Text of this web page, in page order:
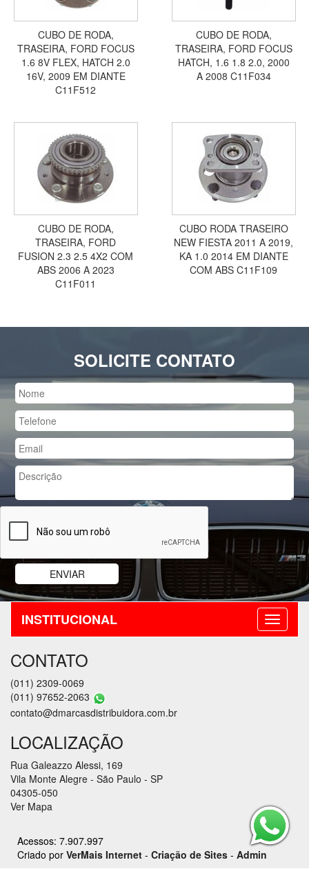
CUBO DE RODA,
TRASEIRA, FORD FOCUS
1.6 8V FLEX, HATCH 2.0
16V, 2009 EM DIANTE
C11F512
CUBO DE RODA,
TRASEIRA, FORD FOCUS
HATCH, 1.6 1.8 2.0, 2000
A 2008 C11F034
CUBO DE RODA,
TRASEIRA, FORD
FUSION 2.3 2.5 4X2 COM
ABS 2006 A 2023
C11F011
CUBO RODA TRASEIRO
NEW FIESTA 2011 A 2019,
KA 1.0 2014 EM DIANTE
COM ABS C11F109
SOLICITE CONTATO
INSTITUCIONAL
CONTATO
(011) 2309-0069
(011) 97652-2063
contato@dmarcasdistribuidora.com.br
LOCALIZAÇÃO
Rua Galeazzo Alessi, 169
Vila Monte Alegre - São Paulo - SP
04305-050
Ver Mapa
Acessos: 7.907.997
Criado por VerMais Internet - Criação de Sites - Admin